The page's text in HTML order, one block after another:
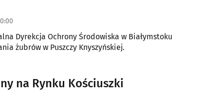
Dyrekcja Ochrony Środowiska w Białymstoku
żubrów w Puszczy Knyszyńskiej.
na Rynku Kościuszki